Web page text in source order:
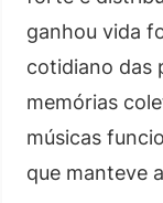
ganhou vida
cotidiano das
memórias
músicas
que manteve